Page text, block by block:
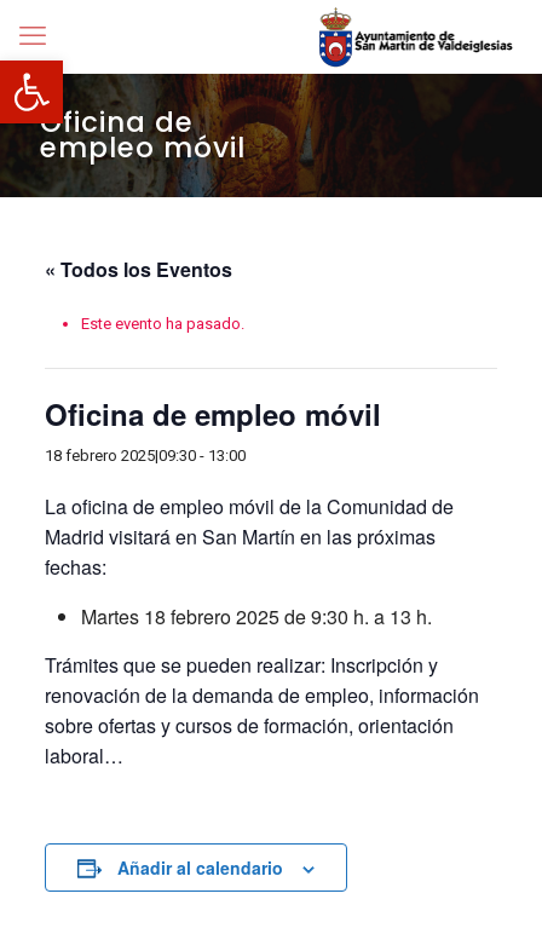
Abrir barra de herramientas
Oficina de
empleo móvil
« Todos los Eventos
Este evento ha pasado.
Oficina de empleo móvil
18 febrero 2025|09:30- 13:00
La oficina de empleo móvil de la Comunidad de
Madrid visitará en San Martín en las próximas
fechas:
Martes 18 febrero 2025 de 9:30 h. a 13 h.
Trámites que se pueden realizar: Inscripción y
renovación de la demanda de empleo, información
sobre ofertas y cursos de formación, orientación
laboral…
Añadir al calendario